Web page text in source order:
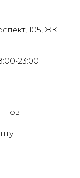
105, ЖК
23:00